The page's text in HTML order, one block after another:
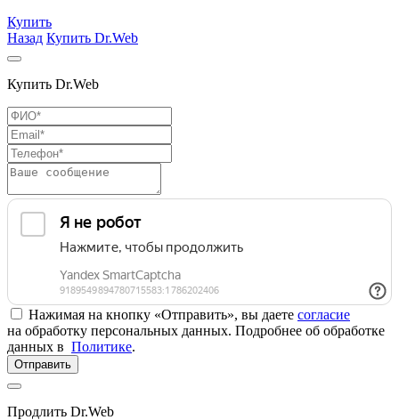
Купить
Назад Купить Dr.Web
Купить Dr.Web
Нажимая на кнопку «Отправить», вы даете согласие
на обработку персональных данных. Подробнее об обработке
данных в Политике.
Отправить
Продлить Dr.Web